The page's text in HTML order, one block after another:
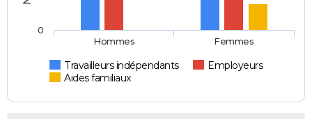
Travailleurs indépendants
Employeurs
Aides familiaux
Hommes Femmes
0